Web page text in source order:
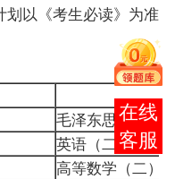
以《考生必读》为准
毛泽东思想概论
英语（二）
高等数学（二）
在线
客服